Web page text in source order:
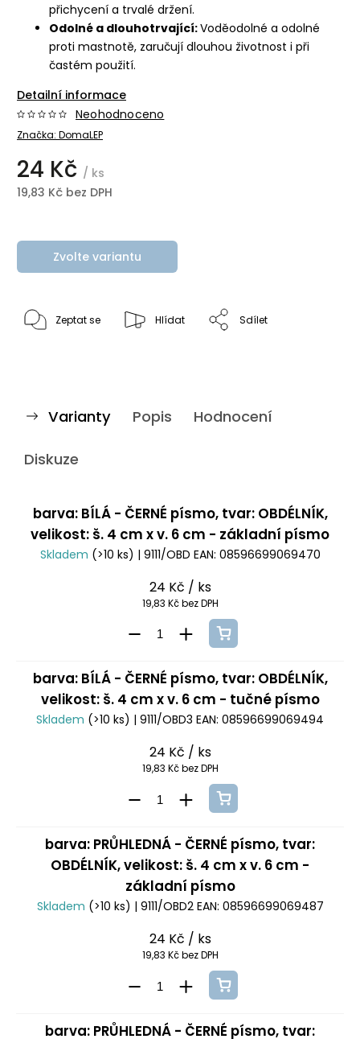
přichycení a trvalé držení.
Odolné a dlouhotrvající:Voděodolné a odolné
proti mastnotě, zaručují dlouhou životnost i při
častém použití.
Detailní informace
Značka: DomaLEP
Neohodnoceno
24 Kč / ks
19,83 Kč bez DPH
Zvolte variantu
Zeptat se Hlídat Sdílet
Varianty Popis Hodnocení
Diskuze
barva: BÍLÁ - ČERNÉ písmo, tvar: OBDÉLNÍK,
velikost: š. 4 cm x v. 6 cm - základní písmo
Skladem (>10 ks) | 9111/OBD EAN: 08596699069470
24 Kč / ks
19,83 Kč bez DPH
barva: BÍLÁ - ČERNÉ písmo, tvar: OBDÉLNÍK,
velikost: š. 4 cm x v. 6 cm - tučné písmo
Skladem (>10 ks) | 9111/OBD3 EAN: 08596699069494
24 Kč / ks
19,83 Kč bez DPH
barva: PRŮHLEDNÁ - ČERNÉ písmo, tvar:
OBDÉLNÍK, velikost: š. 4 cm x v. 6 cm -
základní písmo
Skladem (>10 ks) | 9111/OBD2 EAN: 08596699069487
24 Kč / ks
19,83 Kč bez DPH
barva: PRŮHLEDNÁ - ČERNÉ písmo, tvar: